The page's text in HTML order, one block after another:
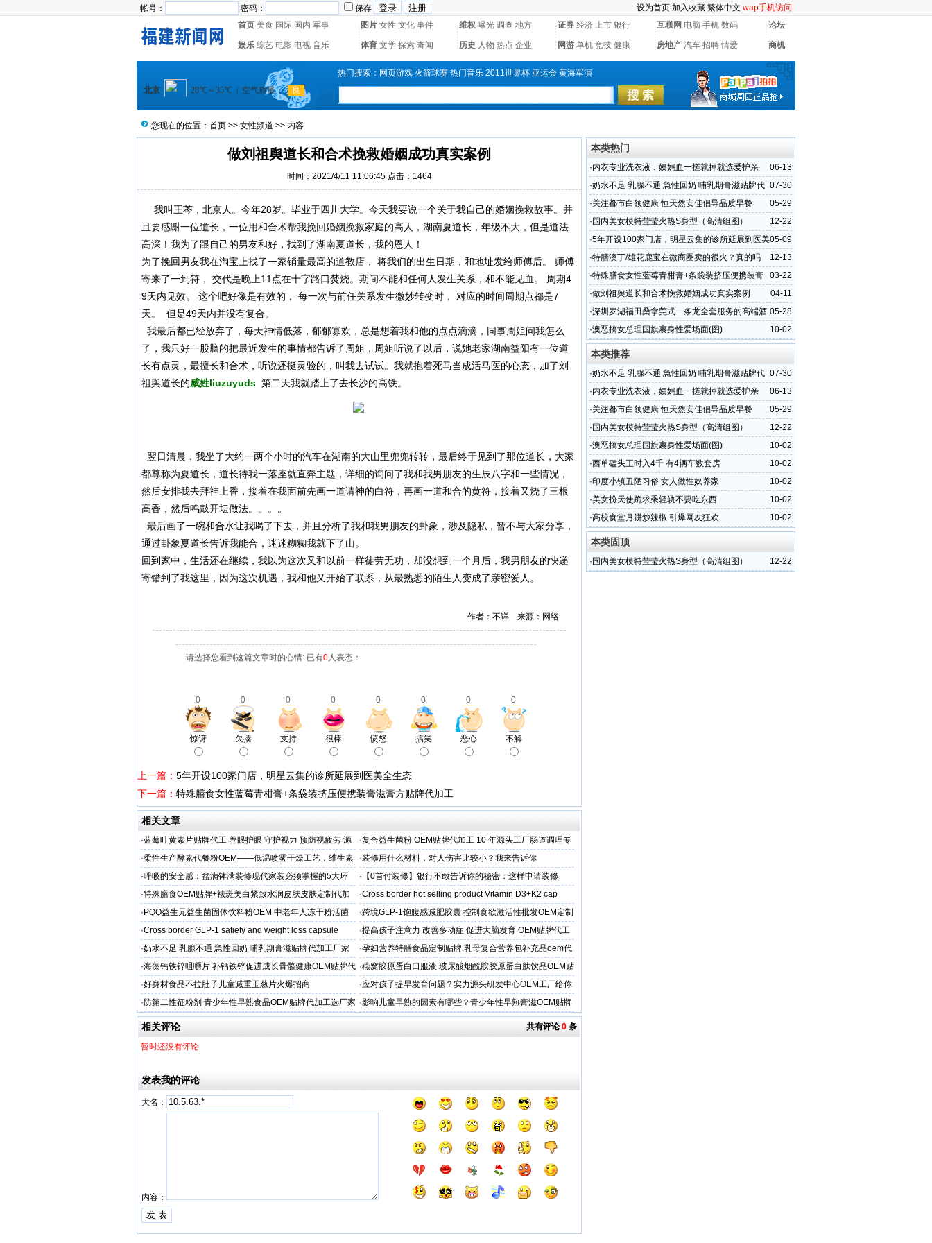
帐号： 密码： 保存 设为首页 加入收藏 繁体中文 wap手机访问
首页 美食 国际 国内 军事 图片 女性 文化 事件 维权 曝光 调查 地方 证券 经济 上市 银行 互联网 电脑 手机 数码 论坛
娱乐 综艺 电影 电视 音乐 体育 文学 探索 奇闻 历史 人物 热点 企业 网游 单机 竞技 健康 房地产 汽车 招聘 情爱 商机
热门搜索： 网页游戏 火箭球赛 热门音乐 2011世界杯 亚运会 黄海军演
您现在的位置： 首页 >> 女性频道 >> 内容
做刘祖舆道长和合术挽救婚姻成功真实案例
时间：2021/4/11 11:06:45 点击：1464
我叫王芩，北京人。今年28岁。毕业于四川大学。今天我要说一个关于我自己的婚姻挽救故事。并
且要感谢一位道长，一位用和合术帮我挽回婚姻挽救家庭的高人，湖南夏道长，年级不大，但是道法
高深！我为了跟自己的男友和好，找到了湖南夏道长，我的恩人！
为了挽回男友我在淘宝上找了一家销量最高的道教店， 将我们的出生日期，和地址发给师傅后。 师傅
寄来了一到符， 交代是晚上11点在十字路口焚烧。期间不能和任何人发生关系，和不能见血。 周期4
9天内见效。 这个吧好像是有效的， 每一次与前任关系发生微妙转变时， 对应的时间周期点都是7
天。 但是49天内并没有复合。
我最后都已经放弃了，每天神情低落，郁郁寡欢，总是想着我和他的点点滴滴，同事周姐问我怎么
了，我只好一股脑的把最近发生的事情都告诉了周姐，周姐听说了以后，说她老家湖南益阳有一位道
长有点灵，最擅长和合术，听说还挺灵验的，叫我去试试。我就抱着死马当成活马医的心态，加了刘
祖舆道长的威姓liuzuyuds 第二天我就踏上了去长沙的高铁。
翌日清晨，我坐了大约一两个小时的汽车在湖南的大山里兜兜转转，最后终于见到了那位道长，大家
都尊称为夏道长，道长待我一落座就直奔主题，详细的询问了我和我男朋友的生辰八字和一些情况，
然后安排我去拜神上香，接着在我面前先画一道请神的白符，再画一道和合的黄符，接着又烧了三根
高香，然后鸣鼓开坛做法。。。。
最后画了一碗和合水让我喝了下去，并且分析了我和我男朋友的卦象，涉及隐私，暂不与大家分享，
通过卦象夏道长告诉我能合，迷迷糊糊我就下了山。
回到家中，生活还在继续，我以为这次又和以前一样徒劳无功，却没想到一个月后，我男朋友的快递
寄错到了我这里，因为这次机遇，我和他又开始了联系，从最熟悉的陌生人变成了亲密爱人。
作者：不详 来源：网络
请选择您看到这篇文章时的心情: 已有0人表态：
0 0 0 0 0 0 0 0
惊讶 欠揍 支持 很棒 愤怒 搞笑 恶心 不解
上一篇： 5年开设100家门店，明星云集的诊所延展到医美全生态
下一篇： 特殊膳食女性蓝莓青柑膏+条袋装挤压便携装膏滋膏方贴牌代加工
相关文章
·蓝莓叶黄素片贴牌代工 养眼护眼 守护视力 预防视疲劳 源
头直供
·复合益生菌粉 OEM贴牌代加工 10 年源头工厂肠道调理专
业制造商
·柔性生产酵素代餐粉OEM——低温喷雾干燥工艺，维生素
C保留率≥95%
·装修用什么材料，对人伤害比较小？我来告诉你
·呼吸的安全感：盆满钵满装修现代家装必须掌握的5大环
保准则
· 【0首付装修】银行不敢告诉你的秘密：这样申请装修
贷，月供少还30%！
·特殊膳食OEM贴牌+祛斑美白紧致水润皮肤皮肤定制代加
工厂家
·Cross border hot selling product Vitamin D3+K2 cap
· PQQ益生元益生菌固体饮料粉OEM 中老年人冻干粉活菌
粉贴牌代加工
·跨境GLP-1饱腹感减肥胶囊 控制食欲激活性批发OEM定制
·Cross border GLP-1 satiety and weight loss capsule ·提高孩子注意力 改善多动症 促进大脑发育 OEM贴牌代工
·奶水不足 乳腺不通 急性回奶 哺乳期膏滋贴牌代加工厂家 ·孕妇营养特膳食品定制贴牌,乳母复合营养包补充品oem代
工厂
·海藻钙铁锌咀嚼片 补钙铁锌促进成长骨骼健康OEM贴牌代
加工
·燕窝胶原蛋白口服液 玻尿酸烟酰胺胶原蛋白肽饮品OEM贴
牌
·好身材食品不拉肚子儿童减重玉葱片火爆招商 ·应对孩子提早发育问题？实力源头研发中心OEM工厂给你
答案
·防第二性征粉剂 青少年性早熟食品OEM贴牌代加工选厂家 ·影响儿童早熟的因素有哪些？青少年性早熟膏滋OEM贴牌
代工厂
共有评论0 条
相关评论
暂时还没有评论
发表我的评论
大名：
内容：
本类热门
06-13
·内衣专业洗衣液，姨妈血一搓就掉就选爱护亲
07-30
·奶水不足 乳腺不通 急性回奶 哺乳期膏滋贴牌代
加工厂家
05-29
·关注都市白领健康 恒天然安佳倡导品质早餐
12-22
· 国内美女模特莹莹火热S身型（高清组图）
05-09
·5年开设100家门店，明星云集的诊所延展到医美
全生态
12-13
·特膳澳丁/雄花鹿宝在微商圈卖的很火？真的吗
03-22
·特殊膳食女性蓝莓青柑膏+条袋装挤压便携装膏
滋膏方贴牌代加工
04-11
·做刘祖舆道长和合术挽救婚姻成功真实案例
05-28
·深圳罗湖福田桑拿莞式一条龙全套服务的高端酒
店会所深圳福田罗湖莞式桑拿一条龙大保健全套服务的
酒店休闲会
10-02
·澳恶搞女总理国旗裹身性爱场面(图)
本类推荐
07-30
·奶水不足 乳腺不通 急性回奶 哺乳期膏滋贴牌代
加工厂家
06-13
·内衣专业洗衣液，姨妈血一搓就掉就选爱护亲
05-29
·关注都市白领健康 恒天然安佳倡导品质早餐
12-22
· 国内美女模特莹莹火热S身型（高清组图）
10-02
·澳恶搞女总理国旗裹身性爱场面(图)
10-02
·西单磕头王时入4千 有4辆车数套房
10-02
·印度小镇丑陋习俗 女人做性奴养家
10-02
·美女扮天使跪求乘轻轨不要吃东西
10-02
·高校食堂月饼炒辣椒 引爆网友狂欢
本类固顶
12-22
· 国内美女模特莹莹火热S身型（高清组图）